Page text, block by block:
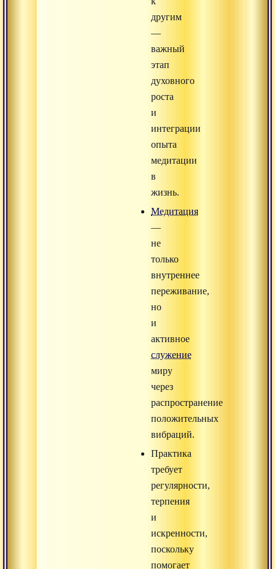
другим
—
важный
этап
духовного
роста
и
интеграции
опыта
медитации
в
жизнь.
Медитация
—
не
только
внутреннее
переживание,
но
и
активное
служение
миру
через
распространение
положительных
вибраций.
Практика
требует
регулярности,
терпения
и
искренности,
поскольку
помогает